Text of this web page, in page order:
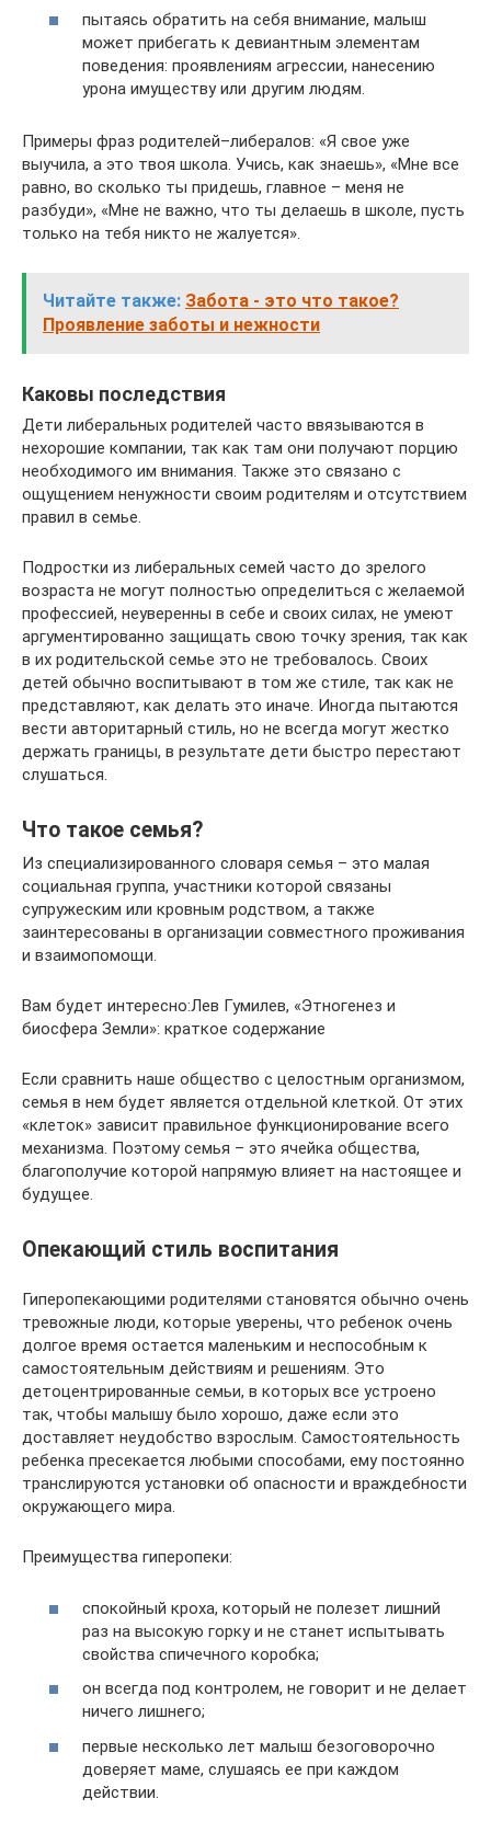
пытаясь обратить на себя внимание, малыш
может прибегать к девиантным элементам
поведения: проявлениям агрессии, нанесению
урона имуществу или другим людям.
Примеры фраз родителей–либералов: «Я свое уже
выучила, а это твоя школа. Учись, как знаешь», «Мне все
равно, во сколько ты придешь, главное – меня не
разбуди», «Мне не важно, что ты делаешь в школе, пусть
только на тебя никто не жалуется».
Читайте также: Забота - это что такое?
Проявление заботы и нежности
Каковы последствия
Дети либеральных родителей часто ввязываются в
нехорошие компании, так как там они получают порцию
необходимого им внимания. Также это связано с
ощущением ненужности своим родителям и отсутствием
правил в семье.
Подростки из либеральных семей часто до зрелого
возраста не могут полностью определиться с желаемой
профессией, неуверенны в себе и своих силах, не умеют
аргументированно защищать свою точку зрения, так как
в их родительской семье это не требовалось. Своих
детей обычно воспитывают в том же стиле, так как не
представляют, как делать это иначе. Иногда пытаются
вести авторитарный стиль, но не всегда могут жестко
держать границы, в результате дети быстро перестают
слушаться.
Что такое семья?
Из специализированного словаря семья – это малая
социальная группа, участники которой связаны
супружеским или кровным родством, а также
заинтересованы в организации совместного проживания
и взаимопомощи.
Вам будет интересно:Лев Гумилев, «Этногенез и
биосфера Земли»: краткое содержание
Если сравнить наше общество с целостным организмом,
семья в нем будет является отдельной клеткой. От этих
«клеток» зависит правильное функционирование всего
механизма. Поэтому семья – это ячейка общества,
благополучие которой напрямую влияет на настоящее и
будущее.
Опекающий стиль воспитания
Гиперопекающими родителями становятся обычно очень
тревожные люди, которые уверены, что ребенок очень
долгое время остается маленьким и неспособным к
самостоятельным действиям и решениям. Это
детоцентрированные семьи, в которых все устроено
так, чтобы малышу было хорошо, даже если это
доставляет неудобство взрослым. Самостоятельность
ребенка пресекается любыми способами, ему постоянно
транслируются установки об опасности и враждебности
окружающего мира.
Преимущества гиперопеки:
спокойный кроха, который не полезет лишний
раз на высокую горку и не станет испытывать
свойства спичечного коробка;
он всегда под контролем, не говорит и не делает
ничего лишнего;
первые несколько лет малыш безоговорочно
доверяет маме, слушаясь ее при каждом
действии.